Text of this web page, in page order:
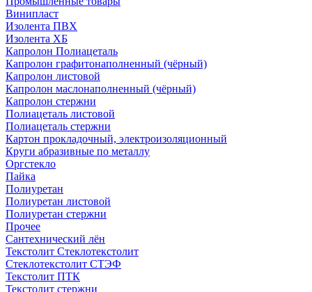
Винипласт
Изолента ПВХ
Изолента ХБ
Капролон Полиацеталь
Капролон графитонаполненный (чёрный)
Капролон листовой
Капролон маслонаполненный (чёрный)
Капролон стержни
Полиацеталь листовой
Полиацеталь стержни
Картон прокладочный, электроизоляционный
Круги абразивные по металлу
Оргстекло
Пайка
Полиуретан
Полиуретан листовой
Полиуретан стержни
Прочее
Сантехнический лён
Текстолит Стеклотекстолит
Стеклотекстолит СТЭФ
Текстолит ПТК
Текстолит стержни